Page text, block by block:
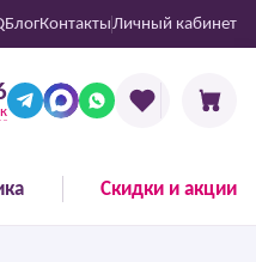
БлогКонтактыЛичный кабинет
Скидки и акции